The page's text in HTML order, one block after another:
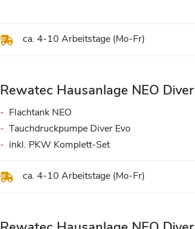
ca. 4-10 Arbeitstage (Mo-Fr)
Rewatec Hausanlage NEO
ca. 4-10 Arbeitstage (Mo-Fr)
Flachtank NEO
Tauchdruckpumpe Diver Evo
inkl. PKW Komplett-Set